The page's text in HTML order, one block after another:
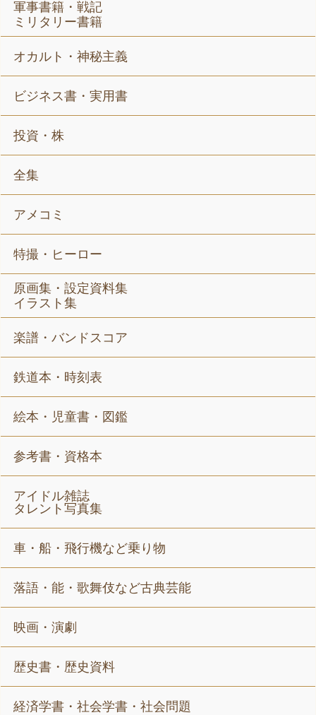
軍事書籍・戦記
ミリタリー書籍
オカルト・神秘主義
ビジネス書・実用書
投資・株
全集
アメコミ
特撮・ヒーロー
原画集・設定資料集
イラスト集
楽譜・バンドスコア
鉄道本・時刻表
絵本・児童書・図鑑
参考書・資格本
アイドル雑誌
タレント写真集
車・船・飛行機など乗り物
落語・能・歌舞伎など古典芸能
映画・演劇
歴史書・歴史資料
経済学書・社会学書・社会問題